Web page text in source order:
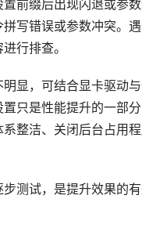
置前缀后出现闪退或参
写错误或参数冲突。
行排查。
显，可结合显卡驱动
只是性能提升的一部
整洁、关闭后台占用
测试，是提升效果的有